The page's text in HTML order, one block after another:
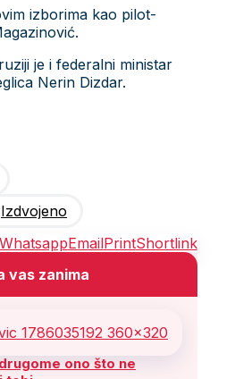
izborima kao pilot-
je i federalni ministar
Nerin Dizdar.
Izdvojeno
EmailPrintShortlink
vas zanima
ono što ne